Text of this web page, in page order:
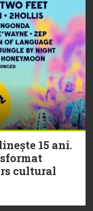
15 ani.
cultural